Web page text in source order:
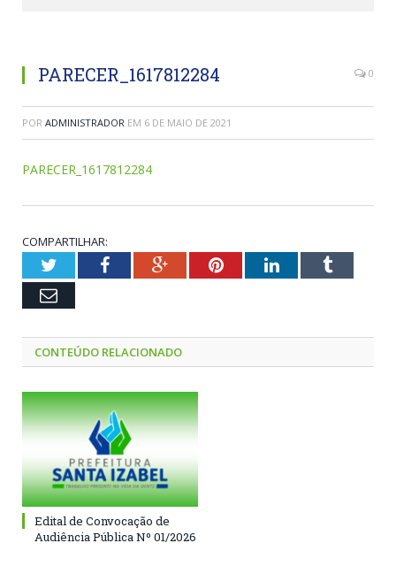
PARECER_1617812284 0
POR ADMINISTRADOR EM 6 DE MAIO DE 2021
PARECER_1617812284
COMPARTILHAR:
TwitterFacebookGoogle+PinterestLinkedInTumblr
Email
CONTEÚDO RELACIONADO
Edital de Convocação de
Audiência Pública Nº 01/2026